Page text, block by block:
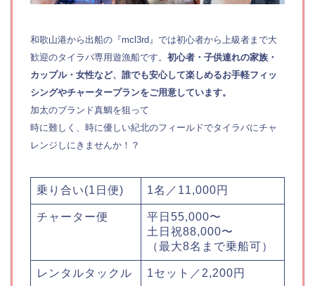
和歌山港から出船の『mcl3rd』では初心者から上級者まで大
歓迎のタイラバ専用遊漁船です。 初心者・子供連れの家族・
カップル・女性など、誰でも安心して楽しめるお手軽フィッ
シングやチャータープランをご用意しています。
加太のブランド真鯛を狙って
時に難しく、時に優しい紀北のフィールドでタイラバにチャ
レンジしにきませんか！？
乗り合い(1日便) 1名／11,000円
チャーター便
平日55,000〜
土日祝88,000〜
（最大8名まで乗船可）
レンタルタックル 1セット／2,200円